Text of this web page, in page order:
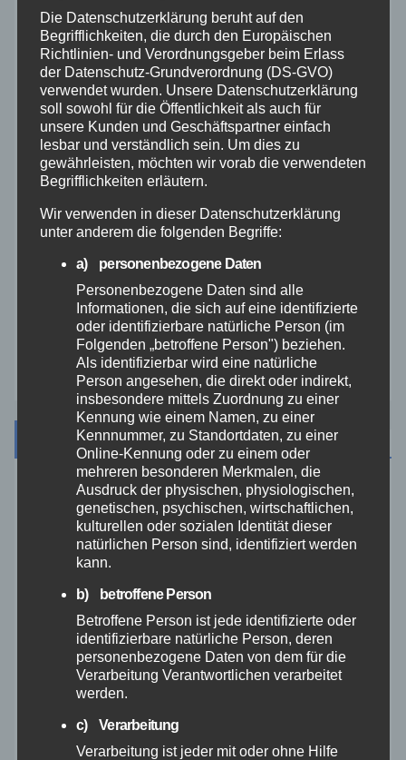
Polizei
Rettungsdienst
Rhein-Lahn
THW
Veranstaltungen
Video
Westerwald
August 2026
Juli 2026
Juni 2026
Mai 2026
April 2026
März 2026
Die Datenschutzerklärung beruht auf den
Begrifflichkeiten, die durch den Europäischen
Richtlinien- und Verordnungsgeber beim Erlass
der Datenschutz-Grundverordnung (DS-GVO)
verwendet wurden. Unsere Datenschutzerklärung
soll sowohl für die Öffentlichkeit als auch für
unsere Kunden und Geschäftspartner einfach
lesbar und verständlich sein. Um dies zu
gewährleisten, möchten wir vorab die verwendeten
Begrifflichkeiten erläutern.
Wir verwenden in dieser Datenschutzerklärung
unter anderem die folgenden Begriffe:
a) personenbezogene Daten
Personenbezogene Daten sind alle
Informationen, die sich auf eine identifizierte
oder identifizierbare natürliche Person (im
Folgenden „betroffene Person") beziehen.
Als identifizierbar wird eine natürliche
Person angesehen, die direkt oder indirekt,
insbesondere mittels Zuordnung zu einer
Kennung wie einem Namen, zu einer
Kennnummer, zu Standortdaten, zu einer
Online-Kennung oder zu einem oder
mehreren besonderen Merkmalen, die
Ausdruck der physischen, physiologischen,
genetischen, psychischen, wirtschaftlichen,
kulturellen oder sozialen Identität dieser
natürlichen Person sind, identifiziert werden
kann.
b) betroffene Person
Betroffene Person ist jede identifizierte oder
identifizierbare natürliche Person, deren
personenbezogene Daten von dem für die
Verarbeitung Verantwortlichen verarbeitet
werden.
c) Verarbeitung
Verarbeitung ist jeder mit oder ohne Hilfe